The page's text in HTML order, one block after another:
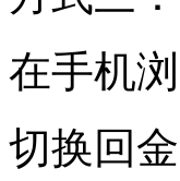
在手机
切换回